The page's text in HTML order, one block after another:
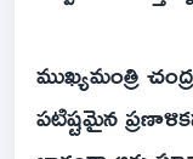
ముఖ్యమంత్రి
పటిష్టమైన